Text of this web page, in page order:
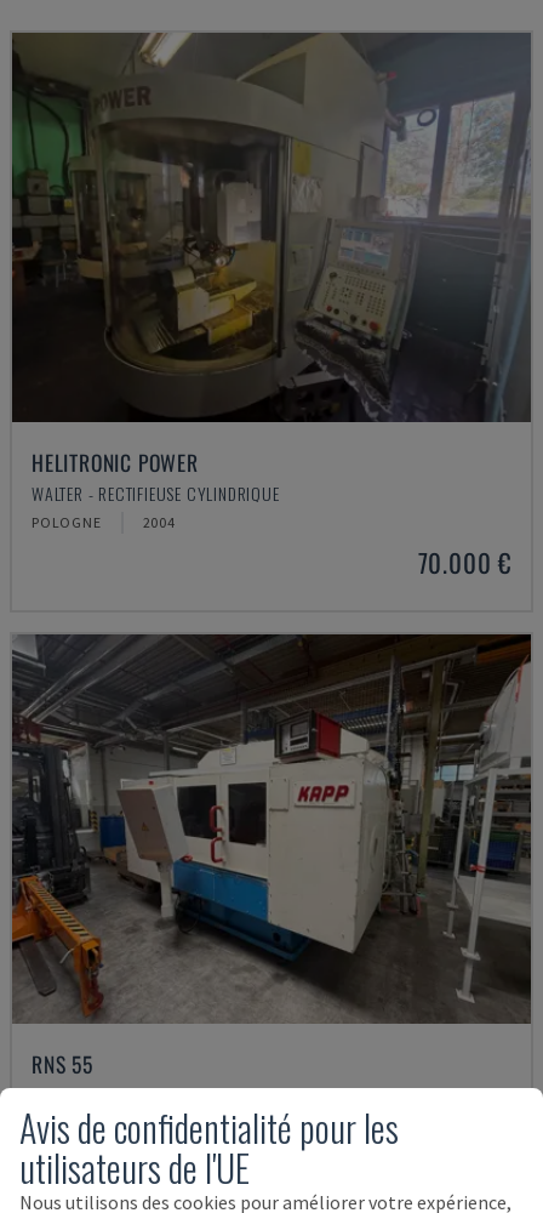
HELITRONIC POWER
WALTER - RECTIFIEUSE CYLINDRIQUE
POLOGNE 2004
70.000 €
RNS 55
KAPP - RECTIFIEUSE CYLINDRIQUE
ALLEMAGNE 2005
Avis de confidentialité pour les
utilisateurs de l'UE
Nous utilisons des cookies pour améliorer votre expérience,